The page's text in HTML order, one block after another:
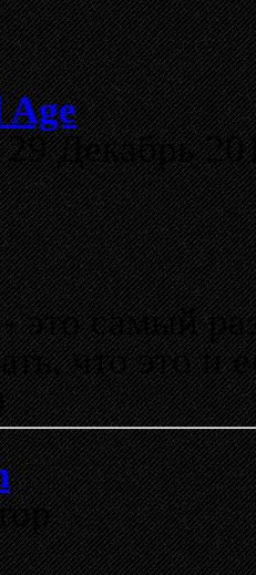
Декабрь
это самый
что это и